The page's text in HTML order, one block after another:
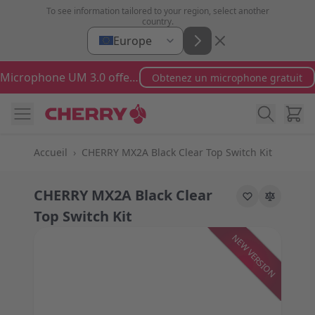
Aller au contenuTo see information tailored to your region, select another
country.
Europe
Microphone UM 3.0 offert pour toute commande supérieure à 100 € Obtenez un microphone gratuit
Cart
Accueil › CHERRY MX2A Black Clear Top Switch Kit
CHERRY MX2A Black Clear
Top Switch Kit
NEW VERSION